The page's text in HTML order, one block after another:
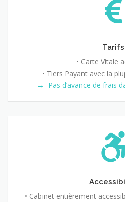
Tarifs
• Carte Vitale
• Tiers Payant avec la
→ Pas d’avance de frais
• Cabinet entièrement